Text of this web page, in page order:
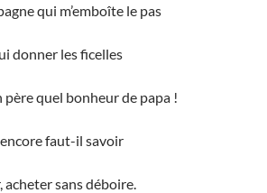
qui m’emboîte le pas
donner les ficelles
quel bonheur de papa !
faut-il savoir
acheter sans déboire.